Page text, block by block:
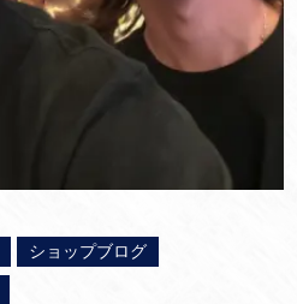
ショップブログ